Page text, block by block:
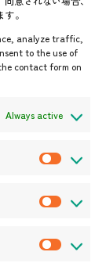
。
analyze traffic,
to the use of
contact form on
Always active